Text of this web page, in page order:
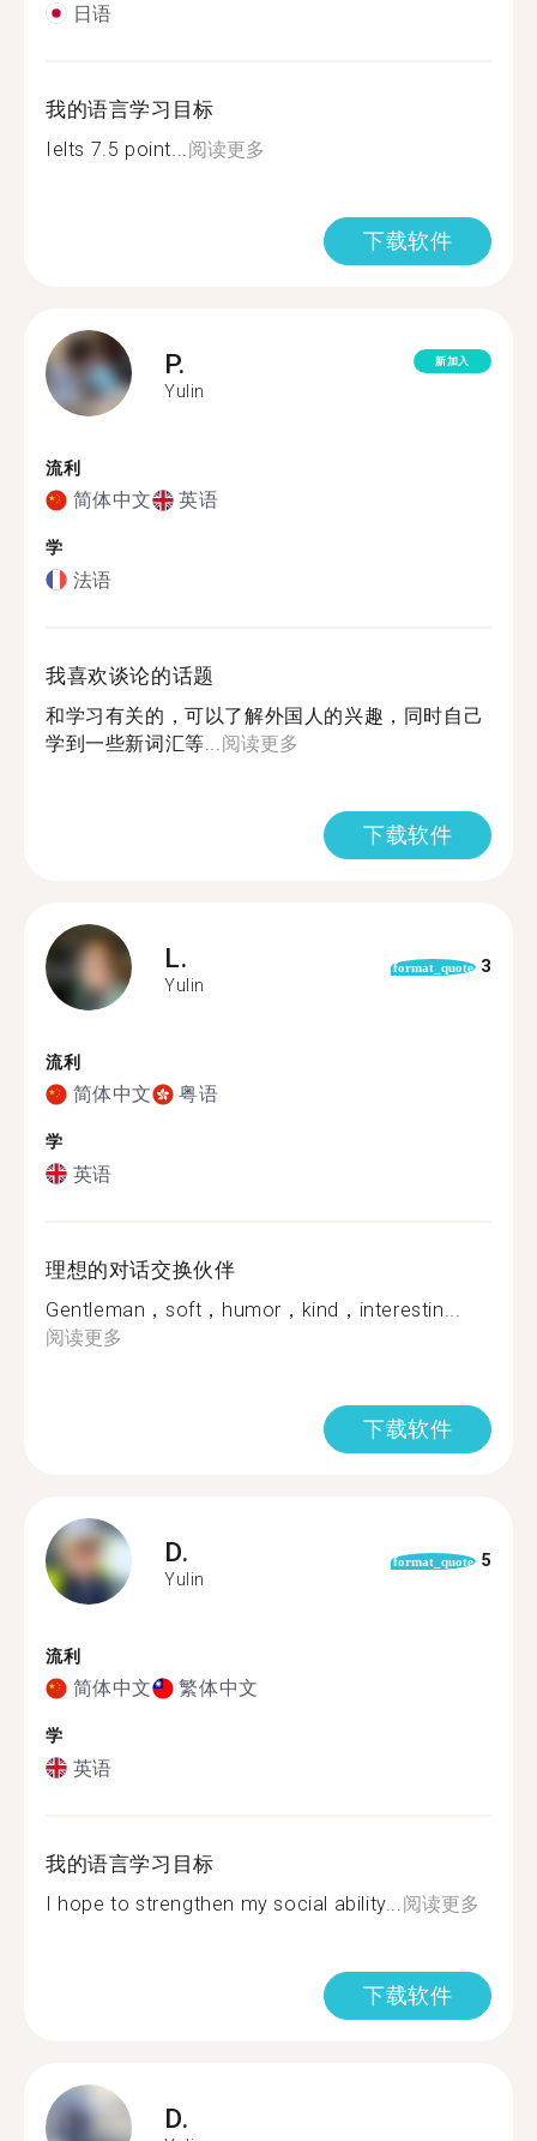
日语
我的语言学习目标
Ielts 7.5 point... 阅读更多
下载软件
P.
Yulin
新加入
流利
简体中文 英语
学
法语
我喜欢谈论的话题
和学习有关的，可以了解外国人的兴趣，同时自己
学到一些新词汇等... 阅读更多
下载软件
L.
Yulin
format_quote 3
流利
简体中文 粤语
学
英语
理想的对话交换伙伴
Gentleman，soft，humor，kind，interestin...
阅读更多
下载软件
D.
Yulin
format_quote 5
流利
简体中文 繁体中文
学
英语
我的语言学习目标
I hope to strengthen my social ability... 阅读更多
下载软件
D.